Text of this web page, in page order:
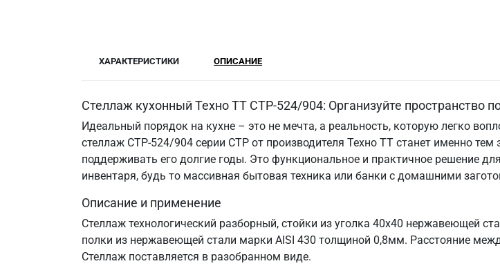
ХАРАКТЕРИСТИКИ ОПИСАНИЕ
Стеллаж кухонный Техно ТТ СТР-524/904: Организуйте пространство
Идеальный порядок на кухне – это не мечта, а реальность, которую легко
стеллаж СТР-524/904 серии СТР от производителя Техно ТТ станет именно
поддерживать его долгие годы. Это функциональное и практичное решение
инвентаря, будь то массивная бытовая техника или банки с домашними
Описание и применение
Стеллаж технологический разборный, стойки из уголка 40х40 нержавеющей
полки из нержавеющей стали марки AISI 430 толщиной 0,8мм. Расстояние
Стеллаж поставляется в разобранном виде.